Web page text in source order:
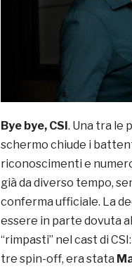
Bye bye, CSI . Una tra le
schermo chiude i
riconoscimenti e
già da diverso tempo,
conferma ufficiale. La
essere in parte dovuta al
“rimpasti” nel cast di
tre spin-off, era stata